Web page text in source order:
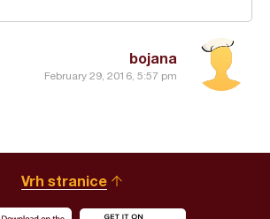
bojana
February 29, 2016, 5:57 pm
Vrh stranice